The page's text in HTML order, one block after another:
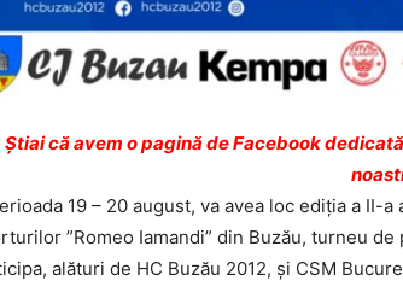
Ştiai că avem o pagină de Facebook
19 – 20 august, va avea loc ediția a II-
”Romeo Iamandi” din Buzău, turneu
alături de HC Buzău 2012, și CSM